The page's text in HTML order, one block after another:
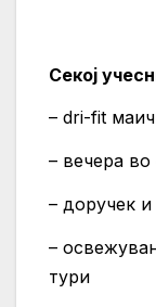
Секој
– dri-fit
– вечера во
– доручек
–
тури